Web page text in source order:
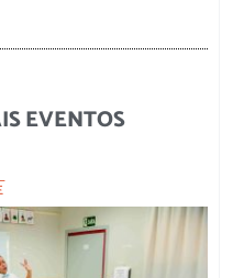
EVENTOS